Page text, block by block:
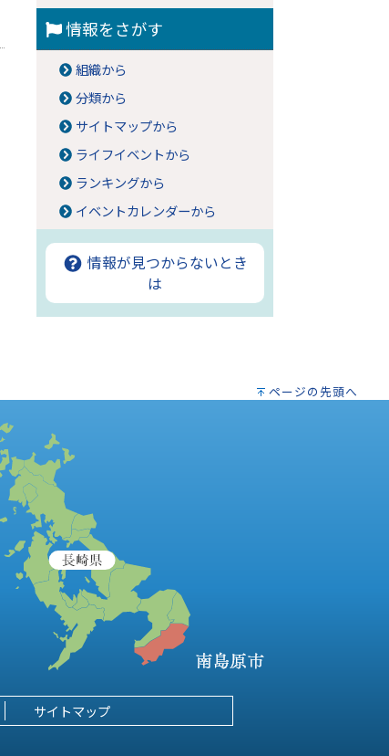
情報をさがす
組織から
分類から
サイトマップから
ライフイベントから
ランキングから
イベントカレンダーから
情報が見つからないとき
は
ページの先頭へ
サイトマップ